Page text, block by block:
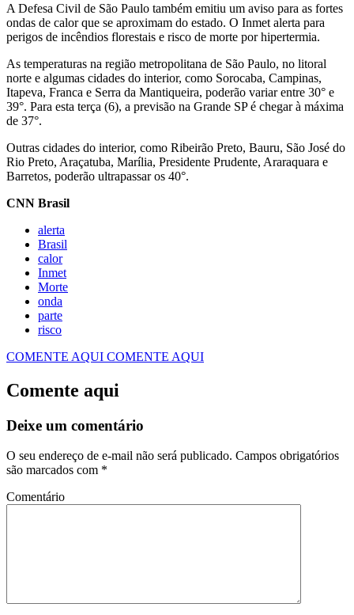
A Defesa Civil de São Paulo também emitiu um aviso para as fortes
ondas de calor que se aproximam do estado. O Inmet alerta para
perigos de incêndios florestais e risco de morte por hipertermia.
As temperaturas na região metropolitana de São Paulo, no litoral
norte e algumas cidades do interior, como Sorocaba, Campinas,
Itapeva, Franca e Serra da Mantiqueira, poderão variar entre 30° e
39°. Para esta terça (6), a previsão na Grande SP é chegar à máxima
de 37°.
Outras cidades do interior, como Ribeirão Preto, Bauru, São José do
Rio Preto, Araçatuba, Marília, Presidente Prudente, Araraquara e
Barretos, poderão ultrapassar os 40°.
CNN Brasil
alerta
Brasil
calor
Inmet
Morte
onda
parte
risco
COMENTE AQUI COMENTE AQUI
Comente aqui
Deixe um comentário
O seu endereço de e-mail não será publicado. Campos obrigatórios
são marcados com *
Comentário